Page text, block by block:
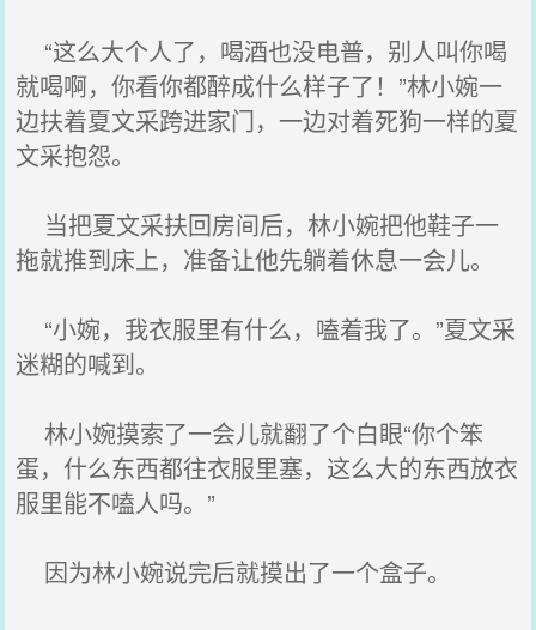
“这么大个人了，喝酒也没电普，别人叫你喝
就喝啊，你看你都醉成什么样子了！”林小婉一
边扶着夏文采跨进家门，一边对着死狗一样的夏
文采抱怨。
当把夏文采扶回房间后，林小婉把他鞋子一
拖就推到床上，准备让他先躺着休息一会儿。
“小婉，我衣服里有什么，嗑着我了。”夏文采
迷糊的喊到。
林小婉摸索了一会儿就翻了个白眼“你个笨
蛋，什么东西都往衣服里塞，这么大的东西放衣
服里能不嗑人吗。”
因为林小婉说完后就摸出了一个盒子。